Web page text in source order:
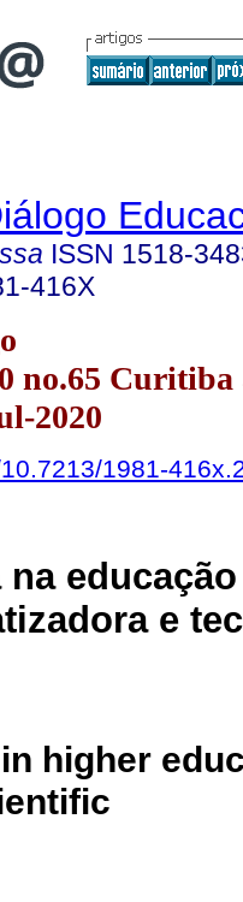
ISSN 1518-
416X
no.65 Curitiba
2020
1981-
na
e
higher